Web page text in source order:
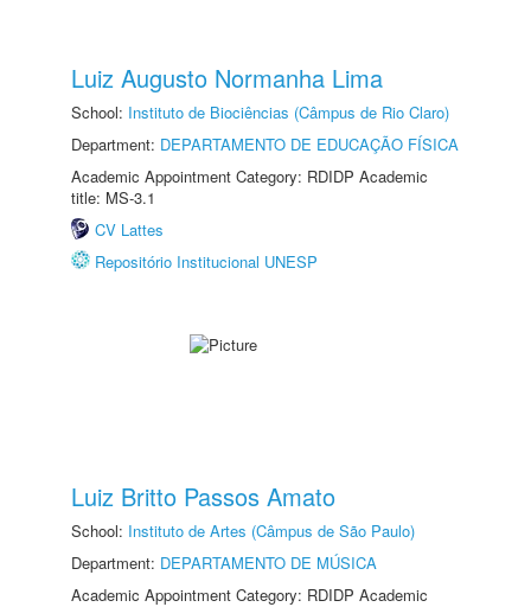
Luiz Augusto Normanha Lima
School: Instituto de Biociências (Câmpus de Rio Claro)
Department: DEPARTAMENTO DE EDUCAÇÃO FÍSICA
Academic Appointment Category: RDIDP Academic
title: MS-3.1
CV Lattes
Repositório Institucional UNESP
Luiz Britto Passos Amato
School: Instituto de Artes (Câmpus de São Paulo)
Department: DEPARTAMENTO DE MÚSICA
Academic Appointment Category: RDIDP Academic